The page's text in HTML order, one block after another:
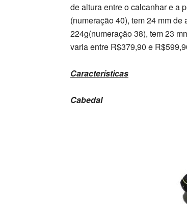
de altura entre o calcanhar e a
(numeração 40), tem 24 mm
224g(numeração 38), tem 23
varia entre R$379,90 e
Características
Cabedal